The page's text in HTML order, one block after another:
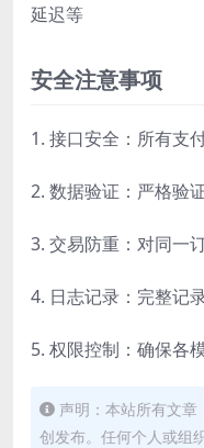
延迟等
安全注意事项
1. 接口安全：所有支
2. 数据验证：严格验
3. 交易防重：对同一
4. 日志记录：完整记
5. 权限控制：确保各
声明：本站所有文
创发布。任何个人或组